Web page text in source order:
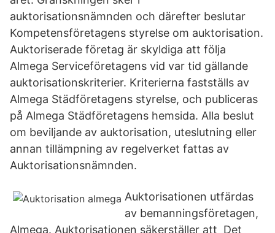
auktorisationsnämnden och därefter beslutar
Kompetens­företagens styrelse om auktorisation.
Auktoriserade företag är skyldiga att följa
Almega Serviceföretagens vid var tid gällande
auktorisationskriterier. Kriterierna fastställs av
Almega Städföretagens styrelse, och publiceras
på Almega Städföretagens hemsida. Alla beslut
om beviljande av auktorisation, uteslutning eller
annan tillämpning av regelverket fattas av
Auktorisationsnämnden.
Auktorisationen utfärdas
av bemanningsföretagen,
Almega. Auktorisationen säkerställer att Det